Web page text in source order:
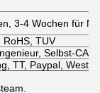
3-4 Wochen für
RoHS, TUV
Selbst-CAD
TT, Paypal,